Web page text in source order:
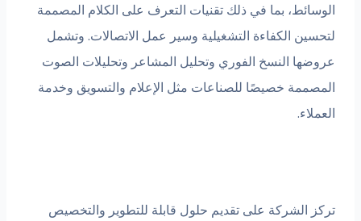
الوسائط، بما في ذلك تقنيات التعرف على الكلام المصممة
لتحسين الكفاءة التشغيلية وسير عمل الاتصالات. وتشمل
عروضها النسخ الفوري وتحليل المشاعر وتحليلات الصوت
المصممة خصيصًا للصناعات مثل الإعلام والتسويق وخدمة
العملاء.
تركز الشركة على تقديم حلول قابلة للتطوير والتخصيص